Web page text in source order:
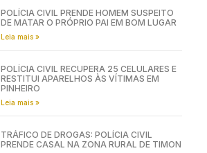
POLÍCIA CIVIL PRENDE HOMEM SUSPEITO
DE MATAR O PRÓPRIO PAI EM BOM LUGAR
Leia mais »
POLÍCIA CIVIL RECUPERA 25 CELULARES E
RESTITUI APARELHOS ÀS VÍTIMAS EM
PINHEIRO
Leia mais »
TRÁFICO DE DROGAS: POLÍCIA CIVIL
PRENDE CASAL NA ZONA RURAL DE TIMON